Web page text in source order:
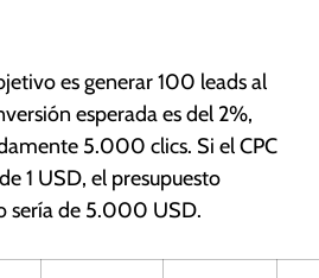
es generar 100 leads al
esperada es del 2%,
5.000 clics. Si el CPC
1 USD, el presupuesto
sería de 5.000 USD.